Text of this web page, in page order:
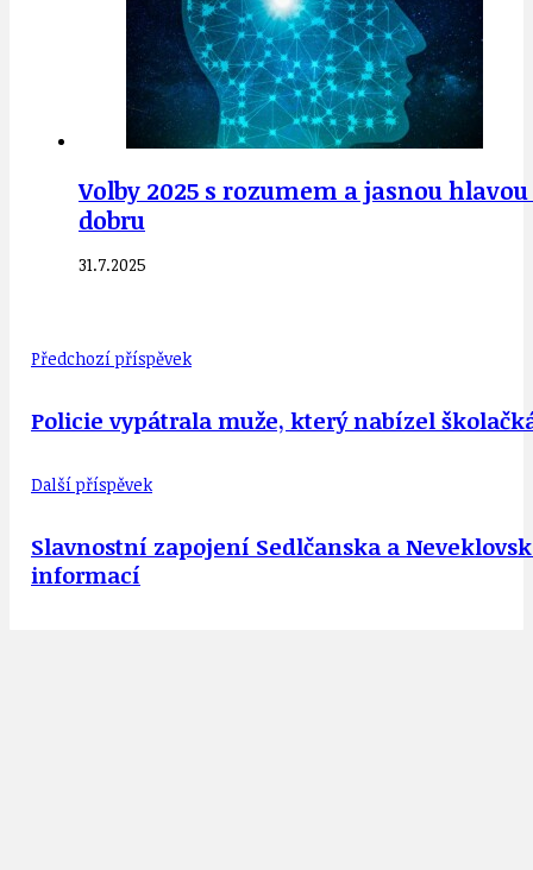
Volby 2025 s rozumem a jasnou
dobru
31.7.2025
Předchozí příspěvek
Policie vypátrala muže, který nabízel
Další příspěvek
Slavnostní zapojení Sedlčanska a
informací